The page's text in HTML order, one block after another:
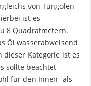
von Tungölen
ist es
8 Quadratmetern.
Öl wasserabweisend
Kategorie ist es
sollte beachtet
für den Innen- als